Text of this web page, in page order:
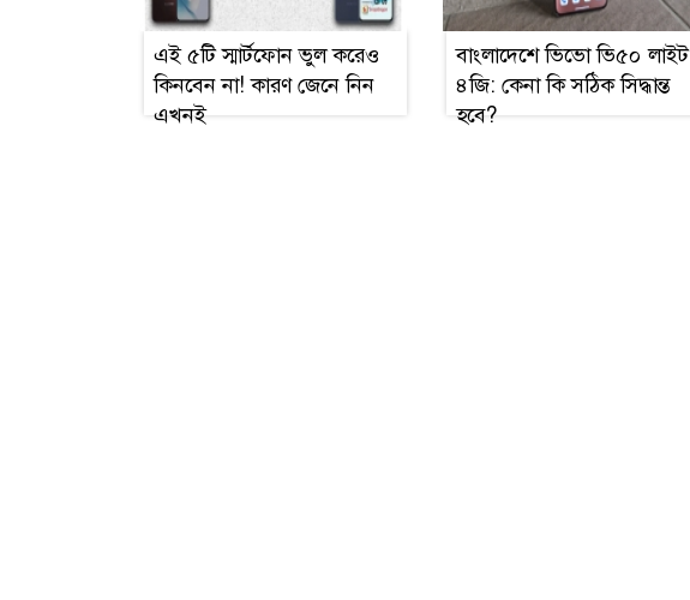
এই ৫টি স্মার্টফোন ভুল করেও
কিনবেন না! কারণ জেনে নিন
এখনই
বাংলাদেশে ভিভো ভি৫০ লাইট
৪জি: কেনা কি সঠিক সিদ্ধান্ত
হবে?